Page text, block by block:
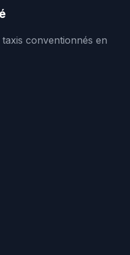
conventionnés en